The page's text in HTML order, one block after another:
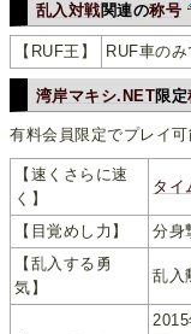
乱入対戦 関連の称号
【RUF王】 RUF車の
湾岸マキシ.NET限定
有料会員限定でプレイ可
【速くさらに速
く】
タイ
【目覚めし力】 分身
【乱入する勇
気】
乱入